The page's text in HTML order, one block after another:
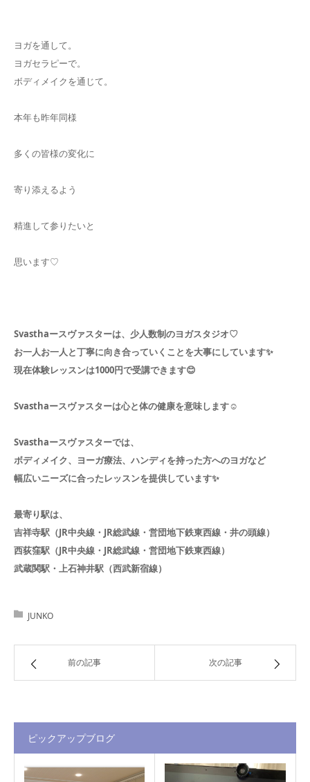
ヨガを通して。
ヨガセラピーで。
ボディメイクを通じて。
本年も昨年同様
多くの皆様の変化に
寄り添えるよう
精進して参りたいと
思います♡
Svasthaースヴァスターは、少人数制のヨガスタジオ♡
お一人お一人と丁寧に向き合っていくことを大事にしています✨️
現在体験レッスンは1000円で受講できます😊
Svasthaースヴァスターは心と体の健康を意味します☺️
Svasthaースヴァスターでは、
ボディメイク、ヨーガ療法、ハンディを持った方へのヨガなど
幅広いニーズに合ったレッスンを提供しています✨️
最寄り駅は、
吉祥寺駅（JR中央線・JR総武線・営団地下鉄東西線・井の頭線）
西荻窪駅（JR中央線・JR総武線・営団地下鉄東西線）
武蔵関駅・上石神井駅（西武新宿線）
JUNKO
前の記事 次の記事
ピックアップブログ